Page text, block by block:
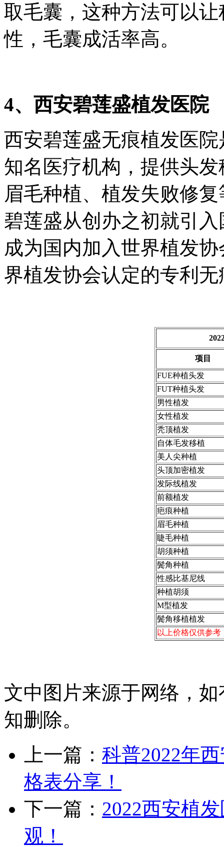
取毛囊，这种方法可以
性，毛囊成活率高。
4、西安碧莲盛植发医院
西安碧莲盛无痕植发医
知名医疗机构，提供头
眉毛种植、植发失败修
碧莲盛从创办之初就引
成为国内加入世界植发
界植发协会认定的专利
项目
FUE种植头发
FUT种植头发
男性植发
女性植发
秃顶植发
自体毛发移植
美人尖种植
头顶加密植发
发际线植发
前额植发
疤痕种植
眉毛种植
睫毛种植
胡须种植
鬓角种植
性感比基尼线
种植胡须
M型植发
鬓角移植植发
以上价格仅供参
文中图片来源于网络，如
知删除。
上一篇： 科普2022年
格表分享！
下一篇： 2022西安植
观！